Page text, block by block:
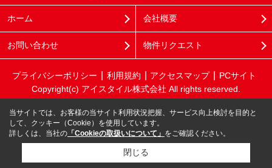
ホーム 会社概要
お問い合わせ 物件リクエスト
プライバシーポリシー 利用規約 アクセスマップ
PCサイト
Copyright(c) アイスタイル株式会社 All rights reserved.
当サイトでは、お客様の当サイト利用状況把握、サービス向上検討を目的と
して、クッキー（Cookie）を使用しています。
詳しくは、当社の 「Cookieの取扱いについて」 をご確認ください。
閉じる